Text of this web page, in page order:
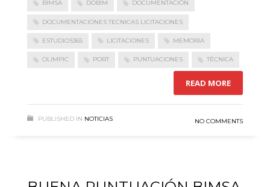
BIMSA DOBIM DOCUMENTACIÓN
DOCUMENTACIONES TECNICAS LICITACIONES
ESTUDIOS365 LICITACIONES MEMORIA
OLIMPIC PORT PUNTUACIONES TÉCNICA
READ MORE
PUBLISHED IN NOTICIAS NO COMMENTS